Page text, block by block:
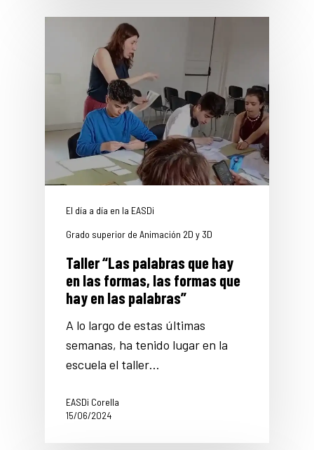
El día a día en la EASDi
Grado superior de Animación 2D y 3D
Taller “Las palabras que hay
en las formas, las formas que
hay en las palabras”
A lo largo de estas últimas
semanas, ha tenido lugar en la
escuela el taller…
EASDi Corella
15/06/2024